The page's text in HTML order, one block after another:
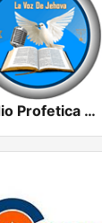
Radio Profetica La Voz De Jehova